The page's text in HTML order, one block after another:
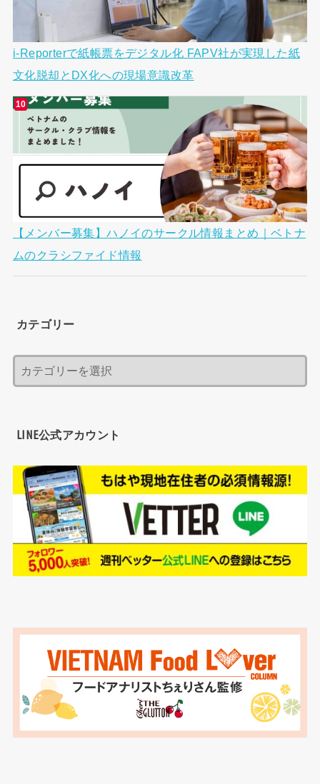
i-Reporterで紙帳票をデジタル化 FAPV社が実現した紙
文化脱却とDX化への現場意識改革
【メンバー募集】ハノイのサークル情報まとめ｜ベトナ
ムのクラシファイド情報
カテゴリー
LINE公式アカウント